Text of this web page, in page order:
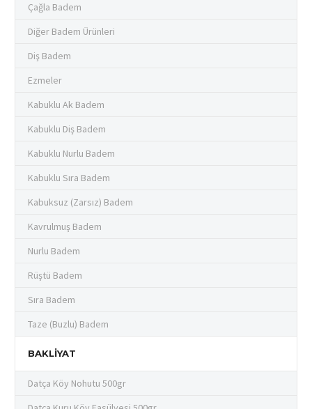
Çağla Badem
Diğer Badem Ürünleri
Diş Badem
Ezmeler
Kabuklu Ak Badem
Kabuklu Diş Badem
Kabuklu Nurlu Badem
Kabuklu Sıra Badem
Kabuksuz (Zarsız) Badem
Kavrulmuş Badem
Nurlu Badem
Rüştü Badem
Sıra Badem
Taze (Buzlu) Badem
BAKLIYAT
Datça Köy Nohutu 500gr